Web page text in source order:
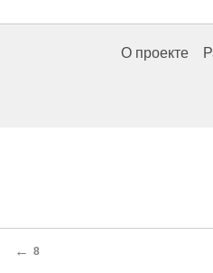
О проекте
← 8